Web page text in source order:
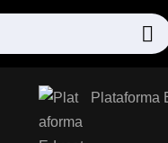
Plataforma